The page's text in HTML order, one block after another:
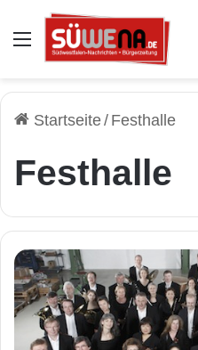
Auswahl
Startseite/ Festhalle
Festhalle